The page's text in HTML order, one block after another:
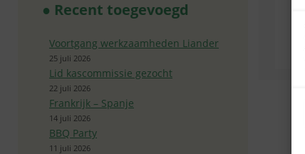
● Recent toegevoegd
Voortgang werkzaamheden Liander
25 juli 2026
Lid kascommissie gezocht
22 juli 2026
Frankrijk – Spanje
14 juli 2026
BBQ Party
11 juli 2026